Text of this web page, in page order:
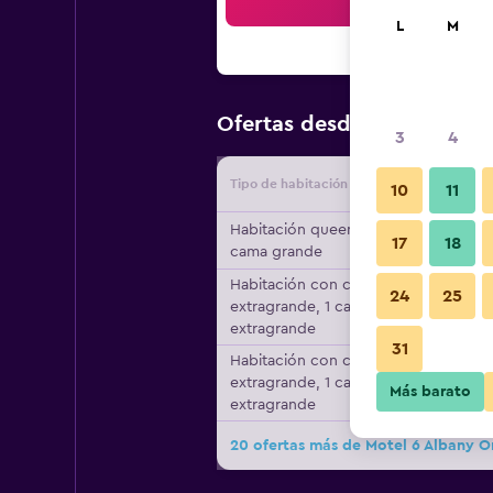
Ofertas desde Oferta
Tipo de habitación
Habitación queen, 1
cama grande
Habitación con cama
extragrande, 1 cama
extragrande
Habitación con cama
extragrande, 1 cama
extragrande
20 ofertas más de Motel 6 Albany
L M
3 4
10 11
17 18
24 25
31
Más barato